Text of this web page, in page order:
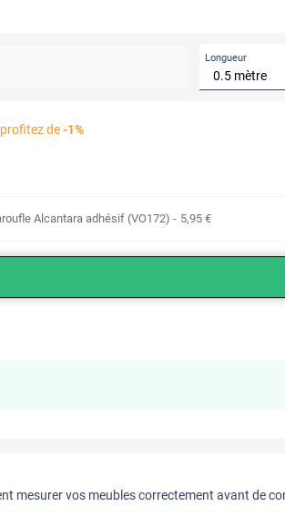
Longueur
de-1%
Alcantara adhésif (VO172) - 5,95 €
mesurer vos meubles correctement avant de